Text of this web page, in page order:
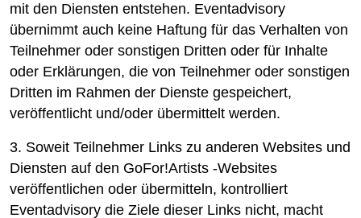
mit den Diensten entstehen. Eventadvisory
übernimmt auch keine Haftung für das Verhalten von
Teilnehmer oder sonstigen Dritten oder für Inhalte
oder Erklärungen, die von Teilnehmer oder sonstigen
Dritten im Rahmen der Dienste gespeichert,
veröffentlicht und/oder übermittelt werden.
3. Soweit Teilnehmer Links zu anderen Websites und
Diensten auf den GoFor!Artists -Websites
veröffentlichen oder übermitteln, kontrolliert
Eventadvisory die Ziele dieser Links nicht, macht